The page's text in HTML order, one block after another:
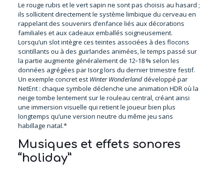
Le rouge rubis et le vert sapin ne sont pas choisis au hasard ;
ils sollicitent directement le système limbique du cerveau en
rappelant des souvenirs d’enfance liés aux décorations
familiales et aux cadeaux emballés soigneusement.
Lorsqu’un slot intègre ces teintes associées à des flocons
scintillants ou à des guirlandes animées, le temps passé sur
la partie augmente généralement de 12‑18 % selon les
données agrégées par Isorg lors du dernier trimestre festif.
Un exemple concret est Winter Wonderlanddéveloppé par
NetEnt : chaque symbole déclenche une animation HDR où la
neige tombe lentement sur le rouleau central, créant ainsi
une immersion visuelle qui retient le joueur bien plus
longtemps qu’une version neutre du même jeu sans
habillage natal.*
Musiques et effets sonores
“holiday”